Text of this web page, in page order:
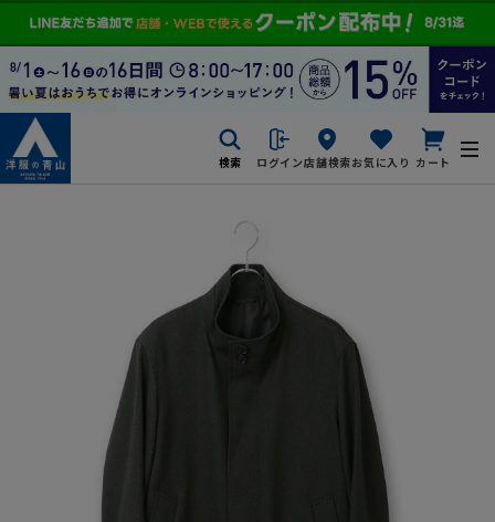
検索 ログイン店舗検索お気に入り カート